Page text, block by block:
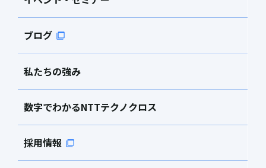
ブログ
私たちの強み
数字でわかるNTTテクノクロス
採用情報